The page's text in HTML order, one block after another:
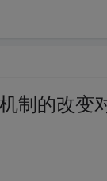
制的改变